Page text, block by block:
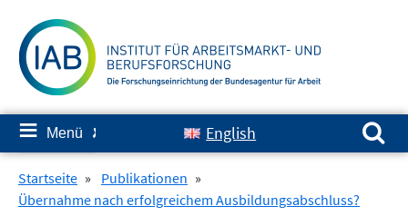
zum
Inhalt
≡ Menü ✘ English
Suchen nach:
Startseite » Publikationen »
Übernahme nach erfolgreichem Ausbildungsabschluss?